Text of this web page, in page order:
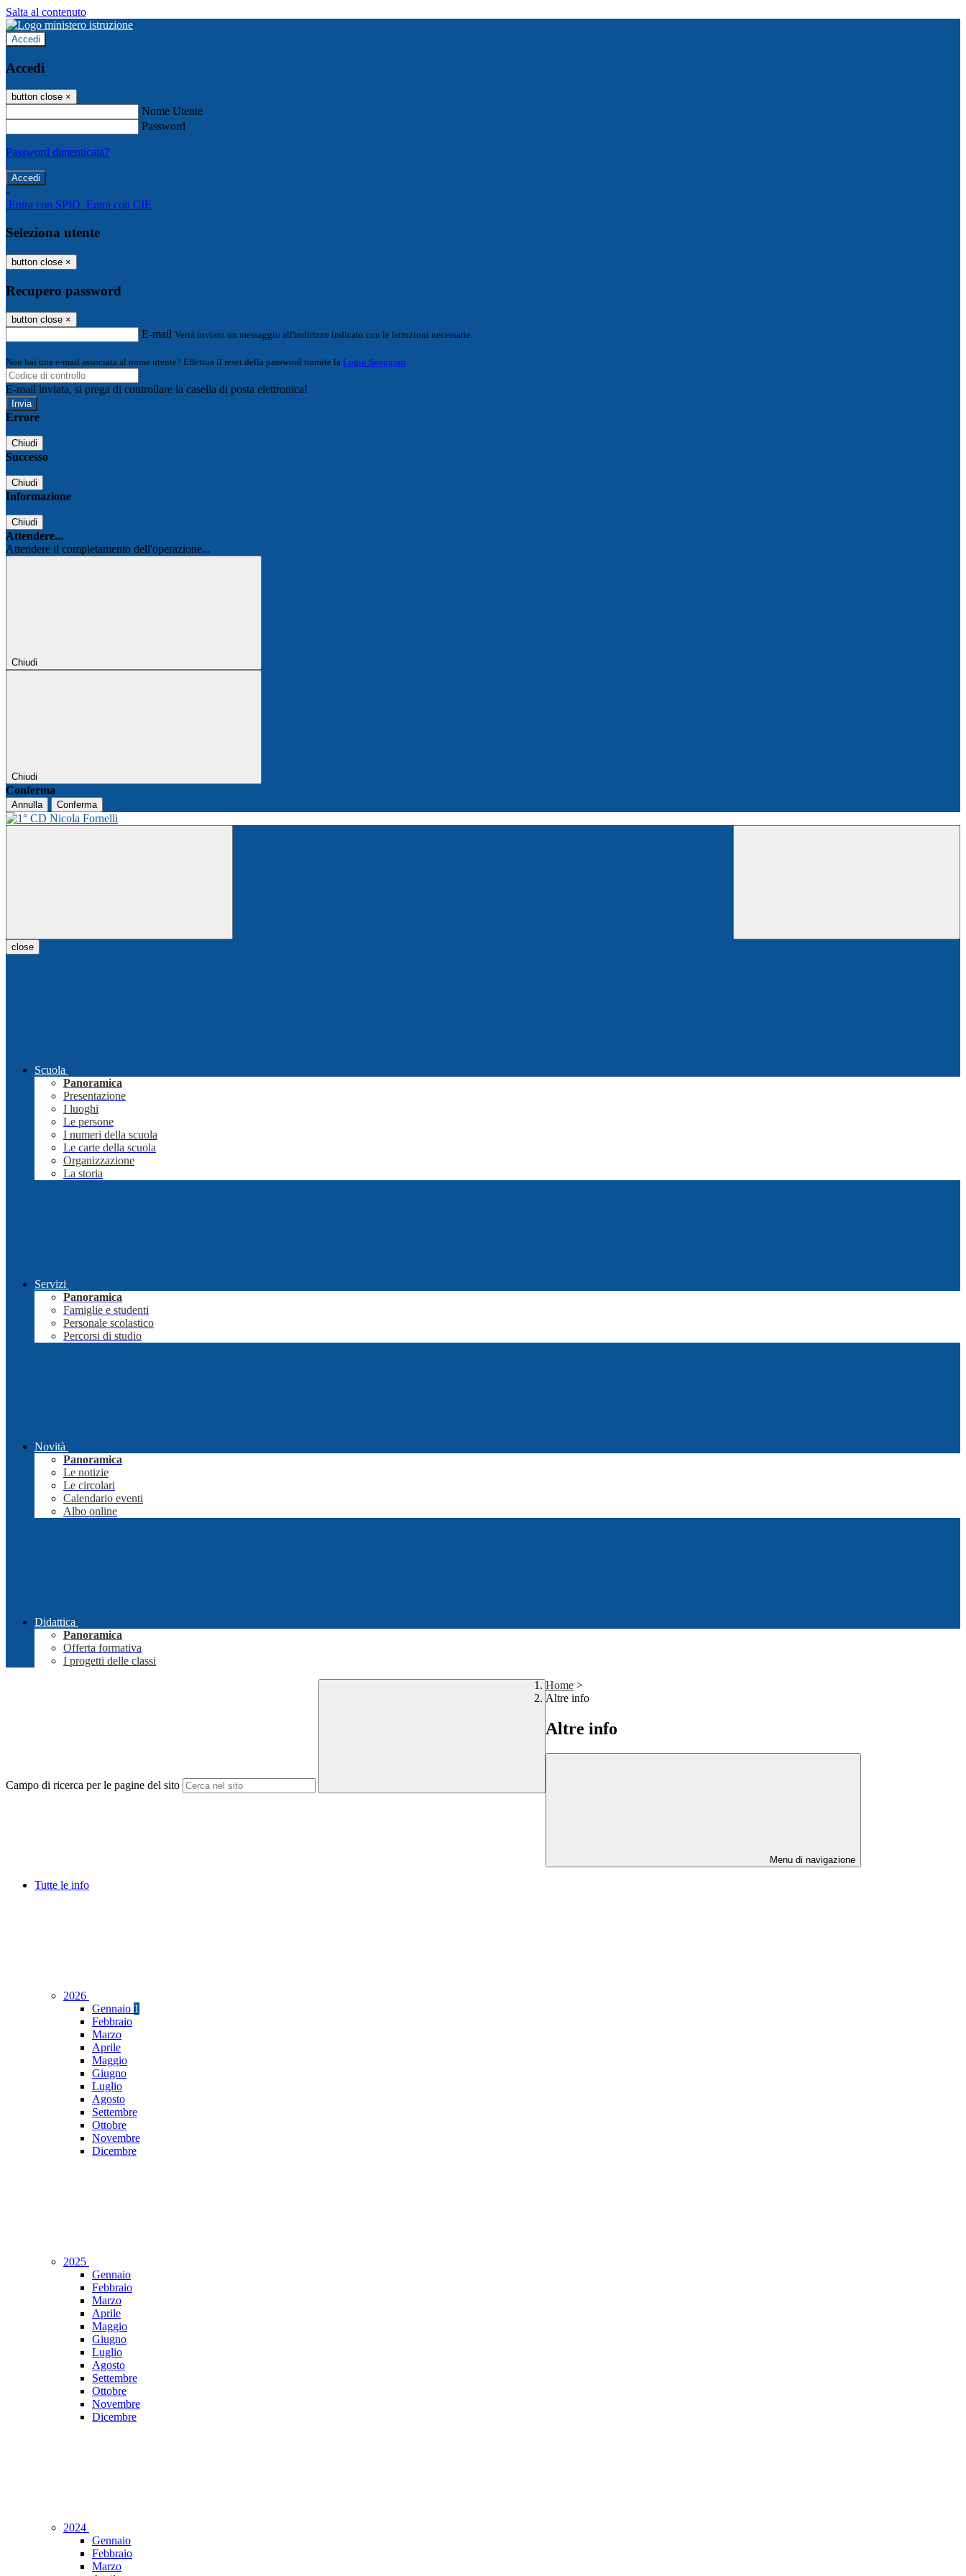
Salta al contenuto
Accedi
Accedi
button close ×
Nome Utente
Password
Password dimenticata?
-
Entra con SPID Entra con CIE
Seleziona utente
button close ×
Recupero password
button close ×
E-mail Verrà inviato un messaggio all'indirizzo indicato con le istruzioni necessarie.
Non hai una e-mail associata al nome utente? Effettua il reset della password tramite la Login Spaggiari
E-mail inviata, si prega di controllare la casella di posta elettronica!
Errore
Chiudi
Successo
Chiudi
Informazione
Chiudi
Attendere...
Attendere il completamento dell'operazione...
Chiudi
Chiudi
Conferma
Annulla Conferma
close
Scuola
Panoramica
Presentazione
I luoghi
Le persone
I numeri della scuola
Le carte della scuola
Organizzazione
La storia
Servizi
Panoramica
Famiglie e studenti
Personale scolastico
Percorsi di studio
Novità
Panoramica
Le notizie
Le circolari
Calendario eventi
Albo online
Didattica
Panoramica
Offerta formativa
I progetti delle classi
Campo di ricerca per le pagine del sito
Home >
Altre info
Altre info
Menu di navigazione
Tutte le info
2026
Gennaio 1
Febbraio
Marzo
Aprile
Maggio
Giugno
Luglio
Agosto
Settembre
Ottobre
Novembre
Dicembre
2025
Gennaio
Febbraio
Marzo
Aprile
Maggio
Giugno
Luglio
Agosto
Settembre
Ottobre
Novembre
Dicembre
2024
Gennaio
Febbraio
Marzo